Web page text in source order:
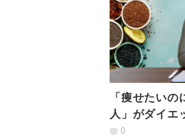
「痩せたい
人」がダイエ
ならない大切
0